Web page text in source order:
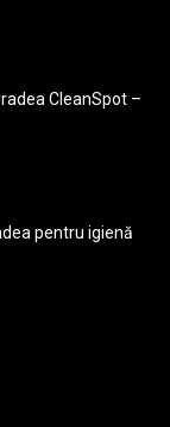
CleanSpot –
pentru igienă